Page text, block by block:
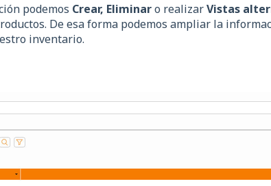
podemos Crear, Eliminaro realizarVistas
De esa forma podemos ampliar la
inventario.